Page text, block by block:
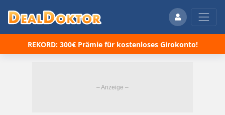
REKORD: 300€ Prämie für kostenloses Girokonto!